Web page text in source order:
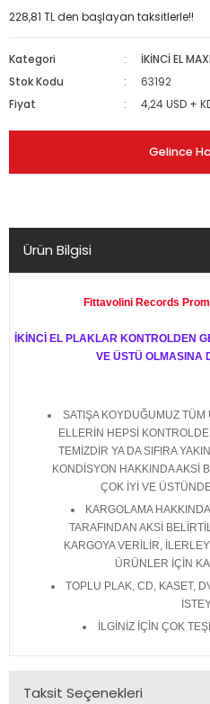
228,81 TL den başlayan taksitlerle!!
Kategori
İKİNCİ EL
Stok Kodu
63192
Fiyat
4,24 USD +
Gelince
Ürün Bilgisi
Fittavolini Records
İKİNCİ EL PLAKLAR KONTROLDEN
VE ÜSTÜ OLMASINA
SATIŞA KOYDUĞUMUZ
ELLERİN HEPSİ
TEMİZDİR YA DA SIFIRA
KONDİSYON HAKKINDA AKSİ
ÇOK İYİ VE
KARGOLAMA
TARAFINDAN AKSİ
KARGOYA VERİLİR,
ÜRÜNLER İÇİN
TOPLU PLAK, CD, KASET,
İLGİNİZ İÇİN ÇOK
Taksit Seçenekleri